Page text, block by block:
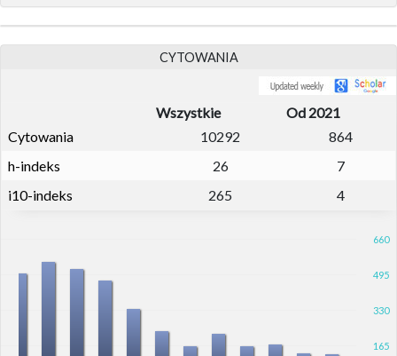
CYTOWANIA
Wszystkie
Od 2021
Cytowania
10292
864
h-indeks
26
7
i10-indeks
265 4
660
330
165
495